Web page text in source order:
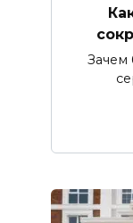
Зачем